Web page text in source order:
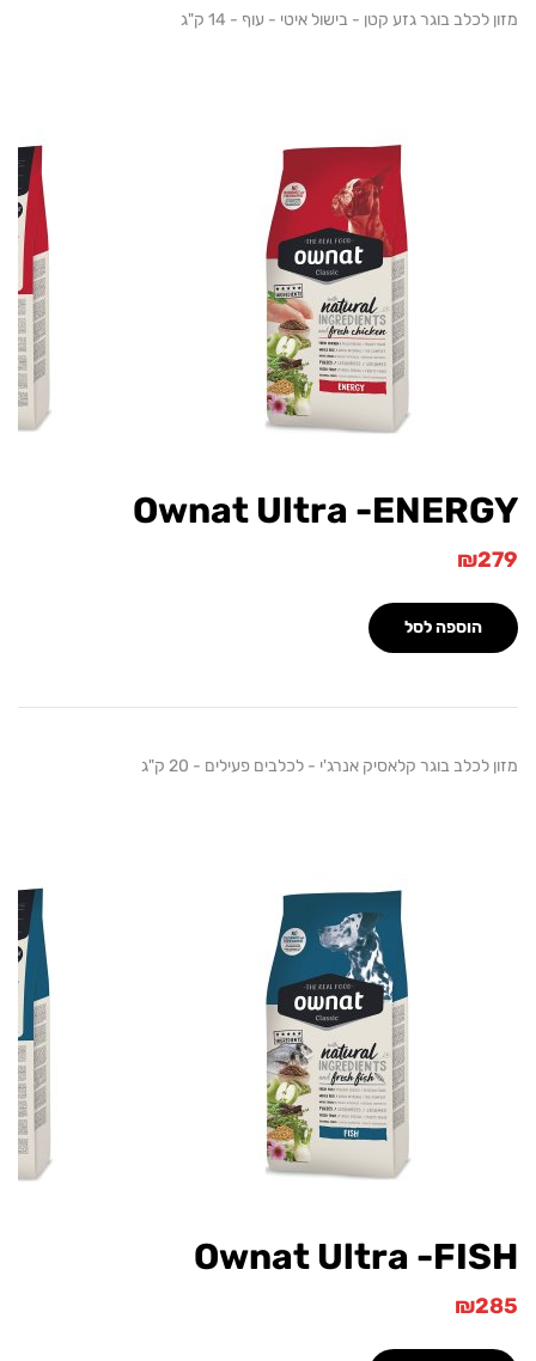
בוגר גזע קטן - בישול איטי - עוף - 14 ק"ג
Ownat Ultra -
₪
הוספה לסל
בוגר קלאסיק אנרג'י - לכלבים פעילים - 20 ק"ג
Ownat Ultra -
₪